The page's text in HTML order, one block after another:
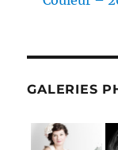
GALERIES